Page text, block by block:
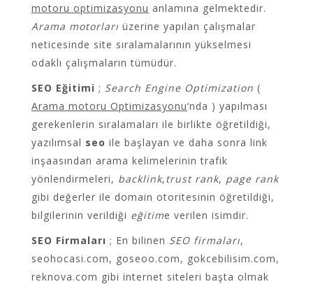
motoru optimizasyonu anlamına gelmektedir.
Arama motorları üzerine yapılan çalışmalar
neticesinde site sıralamalarının yükselmesi
odaklı çalışmaların tümüdür.
SEO Eğitimi ; Search Engine Optimization (
Arama motoru Optimizasyonu‘nda ) yapılması
gerekenlerin sıralamaları ile birlikte öğretildiği,
yazılımsal seo ile başlayan ve daha sonra link
inşaasından arama kelimelerinin trafik
yönlendirmeleri, backlink,trust rank, page rank
gibi değerler ile domain otoritesinin öğretildiği,
bilgilerinin verildiği eğitime verilen isimdir.
SEO Firmaları ; En bilinen SEO firmaları,
seohocasi.com, goseoo.com, gokcebilisim.com,
reknova.com gibi internet siteleri başta olmak